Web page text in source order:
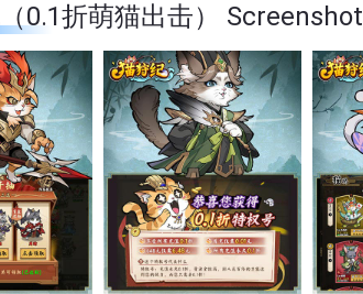
0.1折萌猫出击） Screenshot